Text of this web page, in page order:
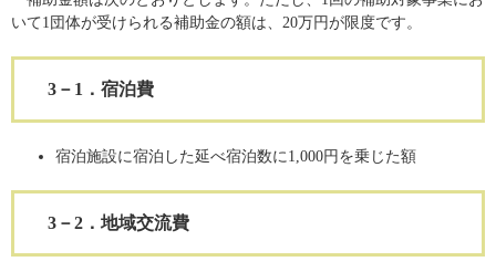
いて1団体が受けられる補助金の額は、20万円が限度です。
3－1．宿泊費
宿泊施設に宿泊した延べ宿泊数に1,000円を乗じた額
3－2．地域交流費